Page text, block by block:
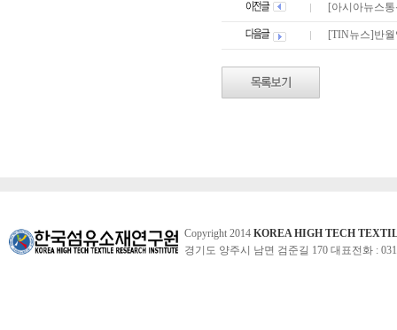
[아시아뉴스
[TIN뉴스]반월
Copyright 2014 KOREA HIGH TECH
경기도 양주시 남면 검준길 170 대표전화 :